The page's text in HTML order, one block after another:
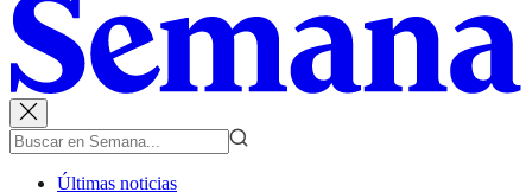
Últimas noticias